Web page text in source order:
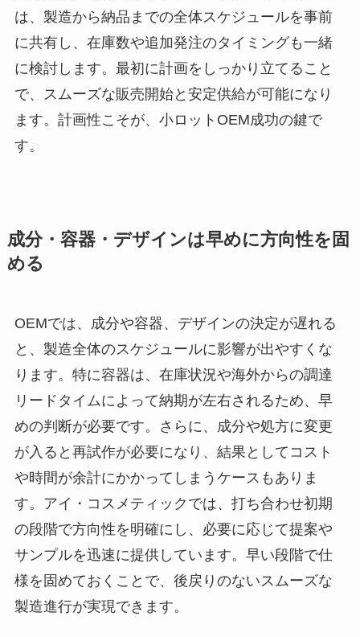
は、製造から納品までの全体スケジュールを事前
に共有し、在庫数や追加発注のタイミングも一緒
に検討します。最初に計画をしっかり立てること
で、スムーズな販売開始と安定供給が可能になり
ます。計画性こそが、小ロットOEM成功の鍵で
す。
成分・容器・デザインは早めに方向性を固
める
OEMでは、成分や容器、デザインの決定が遅れる
と、製造全体のスケジュールに影響が出やすくな
ります。特に容器は、在庫状況や海外からの調達
リードタイムによって納期が左右されるため、早
めの判断が必要です。さらに、成分や処方に変更
が入ると再試作が必要になり、結果としてコスト
や時間が余計にかかってしまうケースもありま
す。アイ・コスメティックでは、打ち合わせ初期
の段階で方向性を明確にし、必要に応じて提案や
サンプルを迅速に提供しています。早い段階で仕
様を固めておくことで、後戻りのないスムーズな
製造進行が実現できます。